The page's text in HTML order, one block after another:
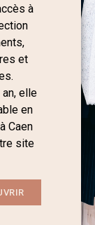
à
et
elle
en
Caen
site